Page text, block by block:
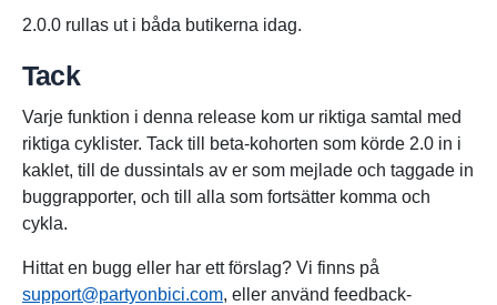
2.0.0 rullas ut i båda butikerna idag.
Tack
Varje funktion i denna release kom ur riktiga samtal med
riktiga cyklister. Tack till beta-kohorten som körde 2.0 in i
kaklet, till de dussintals av er som mejlade och taggade in
buggrapporter, och till alla som fortsätter komma och
cykla.
Hittat en bugg eller har ett förslag? Vi finns på
support@partyonbici.com, eller använd feedback-